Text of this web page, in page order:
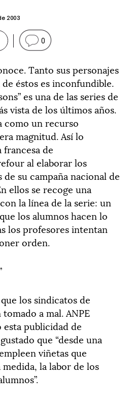
2003
0
Tanto sus personajes
éstos es inconfundible.
es una de las series de
vista de los últimos años.
como un recurso
magnitud. Así lo
de
al elaborar los
su campaña nacional de
ellos se recoge una
la línea de la serie: un
los alumnos hacen lo
los profesores intentan
orden.
los sindicatos de
a mal. ANPE
publicidad de
que “desde una
viñetas que
la labor de los